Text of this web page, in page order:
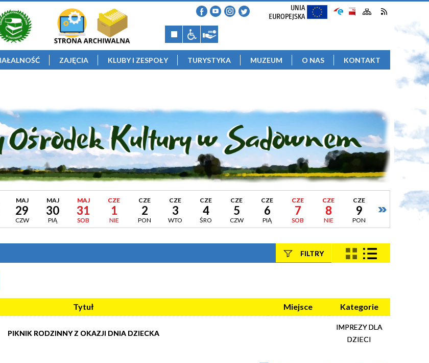
ZAJĘCIA KLUBY I ZESPOŁY TURYSTYKA MUZEUM O NAS KONTAKT
MAJ
29
CZW
MAJ
30
PIĄ
MAJ
31
SOB
CZE
1
NIE
CZE
2
PON
CZE
3
WTO
CZE
4
ŚRO
CZE
5
CZW
CZE
6
PIĄ
CZE
7
SOB
CZE
8
NIE
CZE
9
PON
FILTRY
Kategoria
Tytuł Miejsce Kategorie
PIKNIK RODZINNY Z OKAZJI DNIA DZIECKA
IMPREZY DLA
DZIECI